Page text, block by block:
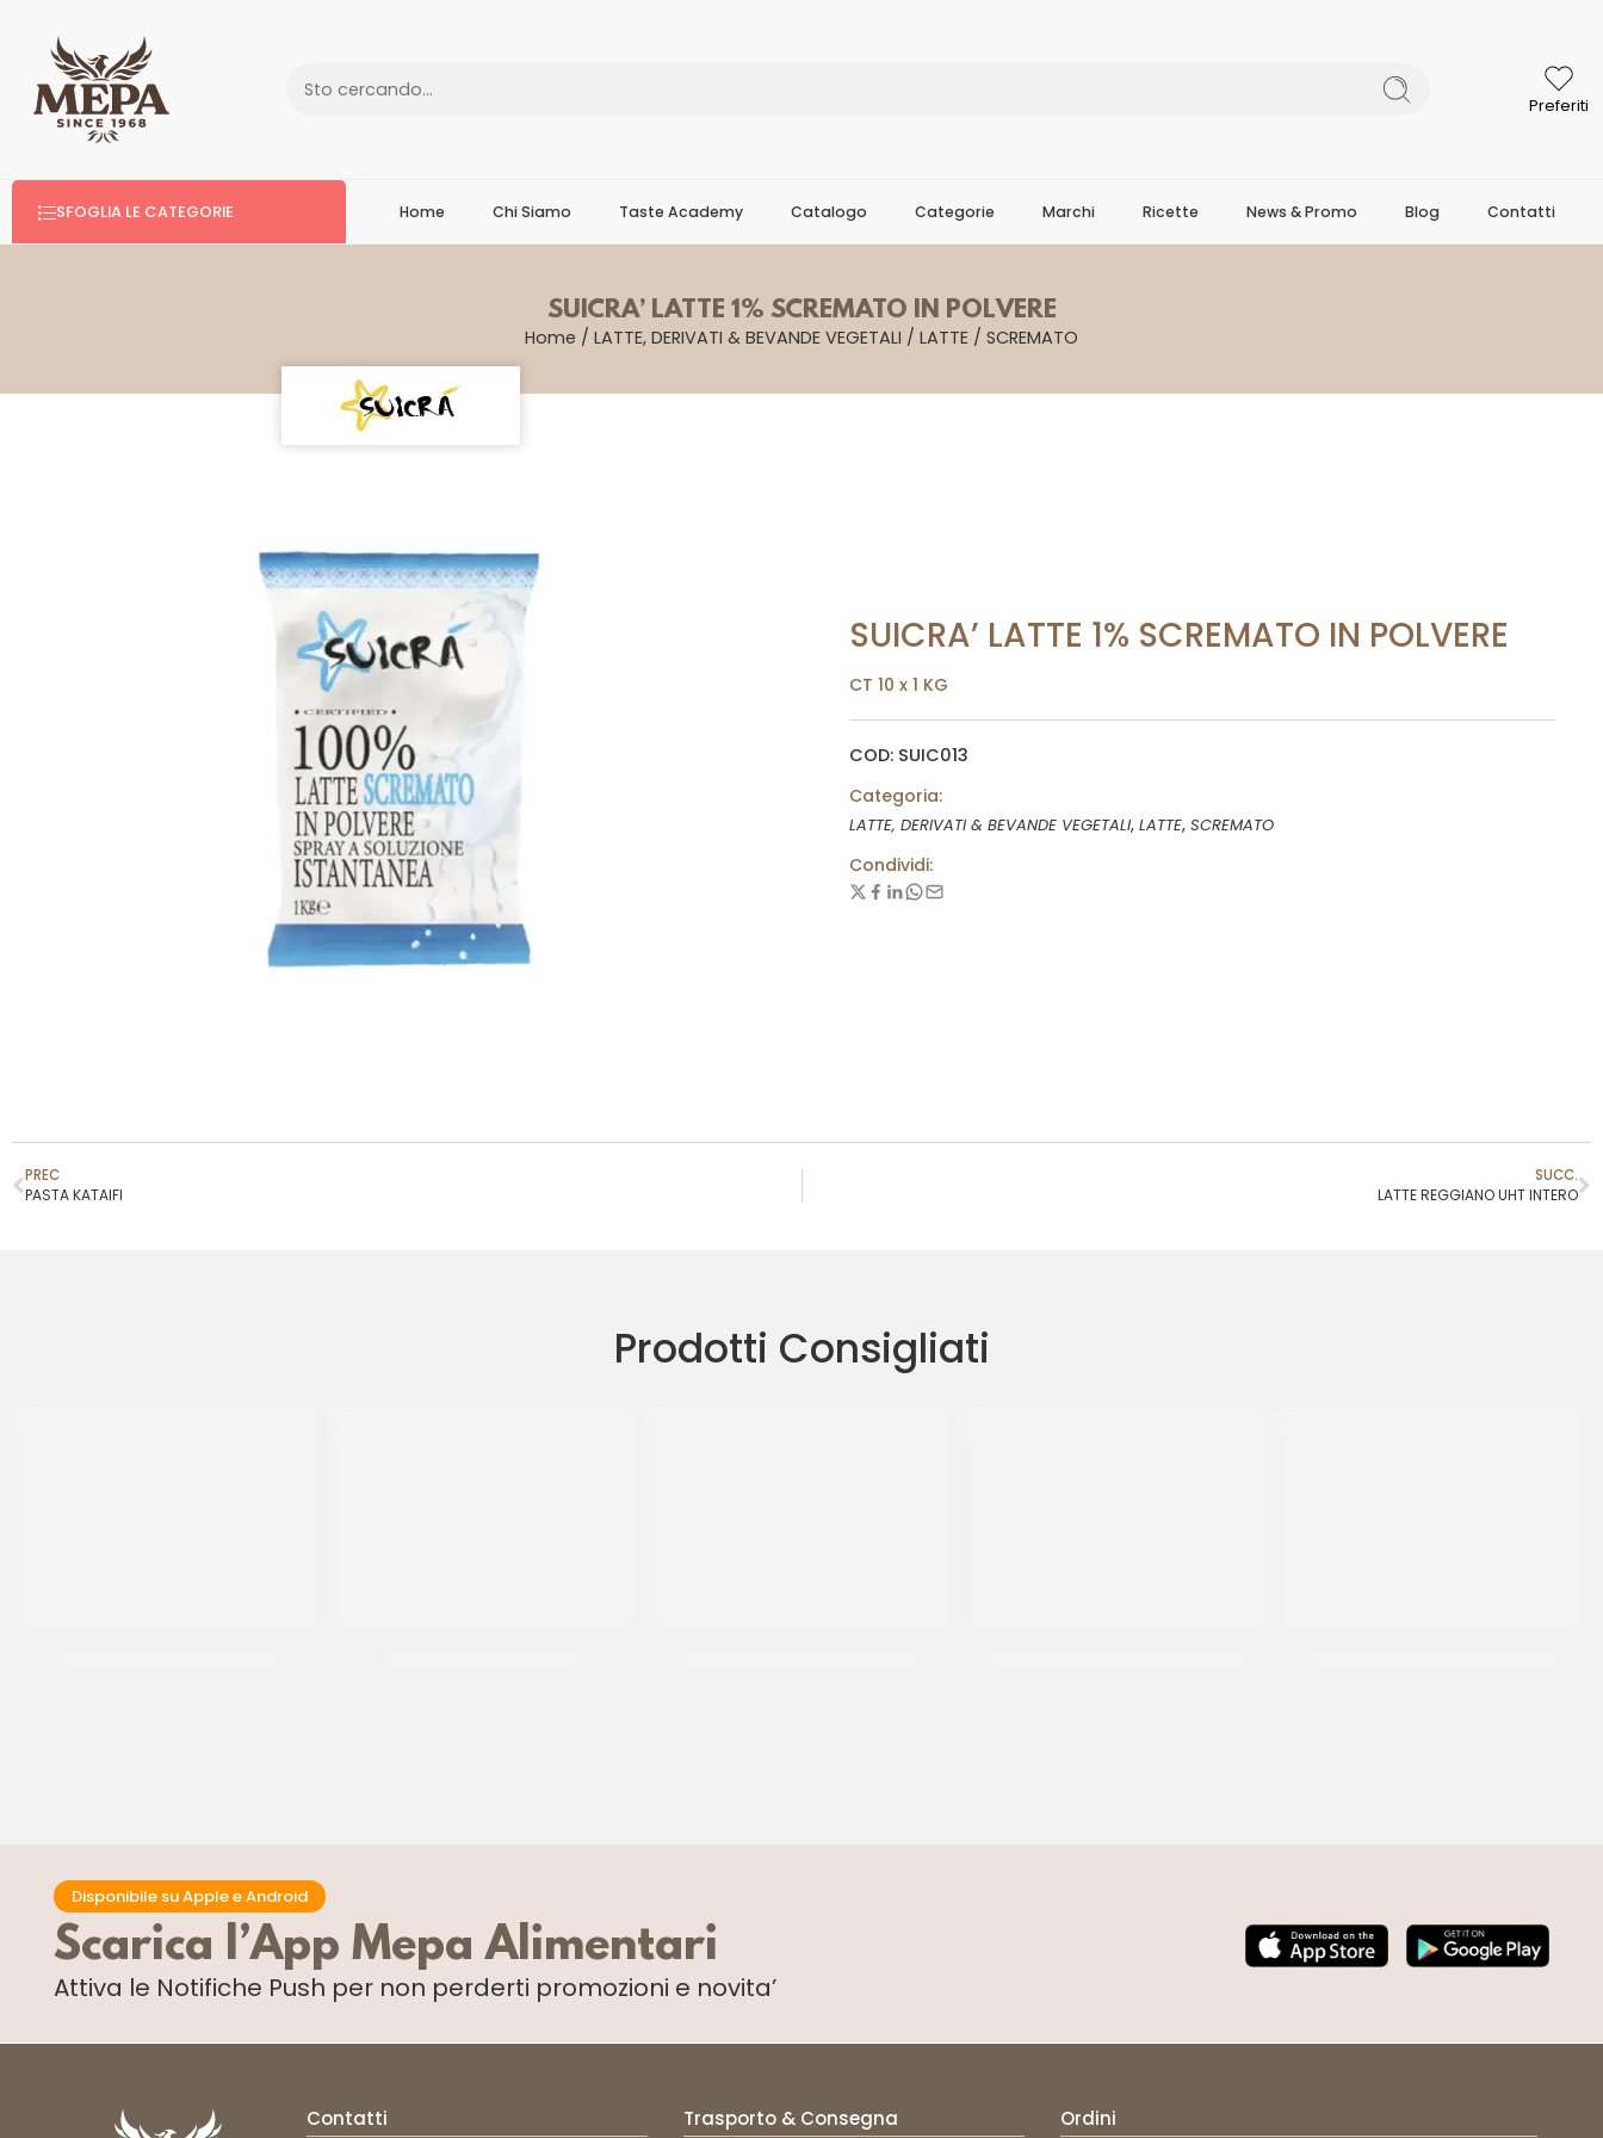
Preferiti
SFOGLIA LE CATEGORIE Home Chi Siamo Taste Academy Catalogo Categorie Marchi Ricette News & Promo Blog Contatti
SUICRA’ LATTE 1% SCREMATO IN POLVERE
Home / LATTE, DERIVATI & BEVANDE VEGETALI / LATTE / SCREMATO
SUICRA’ LATTE 1% SCREMATO IN POLVERE
CT 10 x 1 KG
COD: SUIC013
Categoria:
LATTE, DERIVATI & BEVANDE VEGETALI, LATTE, SCREMATO
Condividi:
PREC
PASTA KATAIFI
SUCC.
LATTE REGGIANO UHT INTERO
Prodotti Consigliati
Disponibile su Apple e Android
Scarica l’App Mepa Alimentari
Attiva le Notifiche Push per non perderti promozioni e novita’
Contatti Trasporto & Consegna Ordini